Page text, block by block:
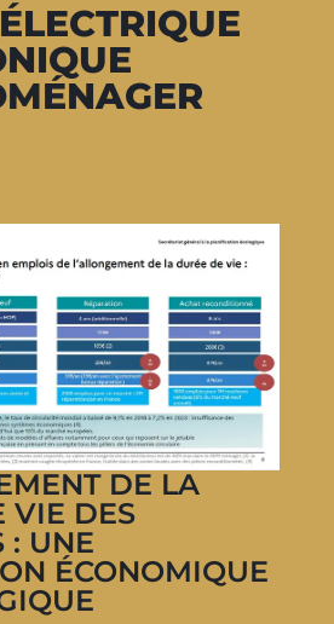
DE LA
VIE DES
: UNE
ÉCONOMIQUE